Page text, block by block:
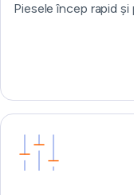
Piesele încep rapid